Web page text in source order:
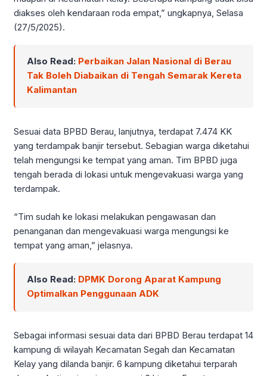
diakses oleh kendaraan roda empat,” ungkapnya, Selasa
(27/5/2025).
Also Read: Perbaikan Jalan Nasional di Berau
Tak Boleh Diabaikan di Tengah Semarak Kereta
Kalimantan
Sesuai data BPBD Berau, lanjutnya, terdapat 7.474 KK
yang terdampak banjir tersebut. Sebagian warga diketahui
telah mengungsi ke tempat yang aman. Tim BPBD juga
tengah berada di lokasi untuk mengevakuasi warga yang
terdampak.
“Tim sudah ke lokasi melakukan pengawasan dan
penanganan dan mengevakuasi warga mengungsi ke
tempat yang aman,” jelasnya.
Also Read: DPMK Dorong Aparat Kampung
Optimalkan Penggunaan ADK
Sebagai informasi sesuai data dari BPBD Berau terdapat 14
kampung di wilayah Kecamatan Segah dan Kecamatan
Kelay yang dilanda banjir. 6 kampung diketahui terparah